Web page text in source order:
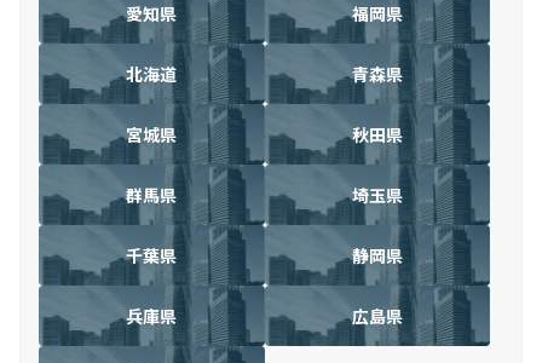
愛知県 福岡県
北海道 青森県
宮城県 秋田県
群馬県 埼玉県
千葉県 静岡県
兵庫県 広島県